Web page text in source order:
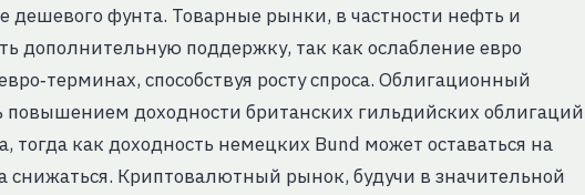
дешевого фунта. Товарные рынки, в частности нефть и
дополнительную поддержку, так как ослабление евро
способствуя росту спроса. Облигационный
повышением доходности британских гильдийских облигаций
тогда как доходность немецких Bund может оставаться на
снижаться. Криптовалютный рынок, будучи в значительной